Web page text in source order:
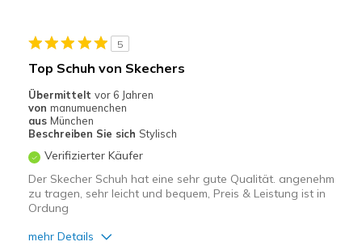
Größe
Meine Meinung zu
Schuhen
5
Top Schuh von Skechers
Übermittelt vor 6 Jahren
von manumuenchen
aus München
Beschreiben Sie sich Stylisch
Verifizierter Käufer
Der Skecher Schuh hat eine sehr gute Qualität. angenehm
zu tragen, sehr leicht und bequem, Preis & Leistung ist in
Ordung
mehr Details